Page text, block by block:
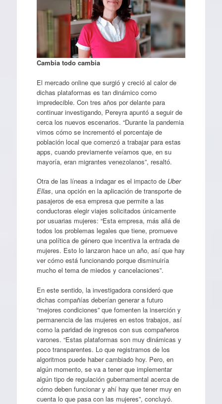
Cambia todo cambia
El mercado online que surgió y creció al calor de
dichas plataformas es tan dinámico como
impredecible. Con tres años por delante para
continuar investigando, Pereyra apuntó a seguir de
cerca los nuevos escenarios. “Durante la pandemia
vimos cómo se incrementó el porcentaje de
población local que comenzó a trabajar para estas
apps, cuando previamente veíamos que, en su
mayoría, eran migrantes venezolanos”, resaltó.
Otra de las líneas a indagar es el impacto de Uber
Ellas, una opción en la aplicación de transporte de
pasajeros de esa empresa que permite a las
conductoras elegir viajes solicitados únicamente
por usuarias mujeres: “Esta empresa, más allá de
todos los problemas legales que tiene, promueve
una política de género que incentiva la entrada de
mujeres. Esto lo lanzaron hace un año, así que hay
ver cómo está funcionando porque disminuiría
mucho el tema de miedos y cancelaciones”.
En este sentido, la investigadora consideró que
dichas compañías deberían generar a futuro
“mejores condiciones” que fomenten la inserción y
permanencia de las mujeres en estos trabajos, así
como la paridad de ingresos con sus compañeros
varones. “Estas plataformas son muy dinámicas y
poco transparentes. Lo que registramos de los
algoritmos puede haber cambiado hoy. Pero, en
algún momento, se va a tener que implementar
algún tipo de regulación gubernamental acerca de
cómo deben funcionar y ahí hay que tener muy en
cuenta lo que pasa con las mujeres”, concluyó.